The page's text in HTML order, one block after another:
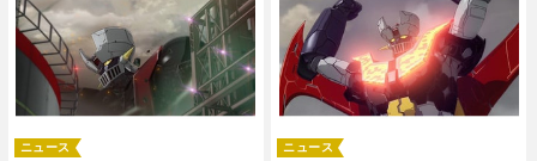
ニュース ニュース